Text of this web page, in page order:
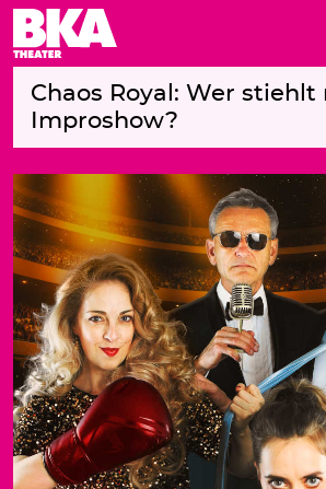
Chaos Royal: Wer stiehlt
Improshow?